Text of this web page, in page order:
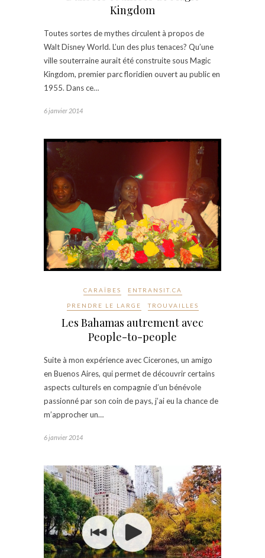
Kingdom
Toutes sortes de mythes circulent à propos de
Walt Disney World. L’un des plus tenaces? Qu’une
ville souterraine aurait été construite sous Magic
Kingdom, premier parc floridien ouvert au public en
1955. Dans ce…
6 janvier 2014
CARAÏBES ENTRANSIT.CA
PRENDRE LE LARGE TROUVAILLES
Les Bahamas autrement avec
People-to-people
Suite à mon expérience avec Cicerones, un amigo
en Buenos Aires, qui permet de découvrir certains
aspects culturels en compagnie d’un bénévole
passionné par son coin de pays, j’ai eu la chance de
m’approcher un…
6 janvier 2014